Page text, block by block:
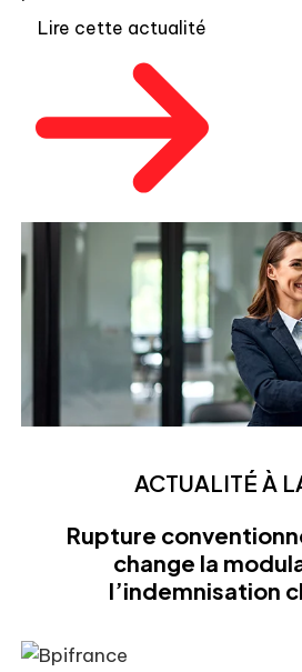
Lire cette actualité
ACTUALITÉ À
Rupture
change la
l’indemnisation